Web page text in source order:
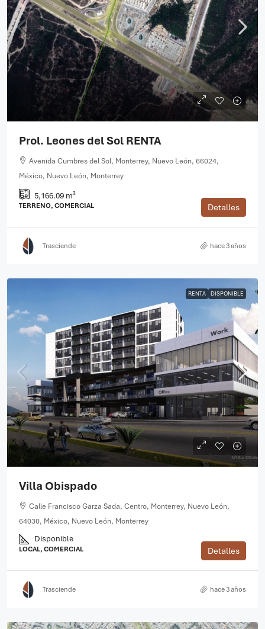
Prol. Leones del Sol RENTA
Avenida Cumbres del Sol, Monterrey, Nuevo León, 66024,
México, Nuevo León, Monterrey
5,166.09 m²
TERRENO, COMERCIAL Detalles
Trasciende hace 3 años
RENTA DISPONIBLE
Villa Obispado
Calle Francisco Garza Sada, Centro, Monterrey, Nuevo León,
64030, México, Nuevo León, Monterrey
Disponible
LOCAL, COMERCIAL Detalles
Trasciende hace 3 años